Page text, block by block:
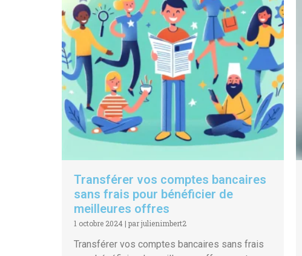
Transférer vos comptes bancaires
sans frais pour bénéficier de
meilleures offres
1 octobre 2024 | par julienimbert2
Transférer vos comptes bancaires sans frais